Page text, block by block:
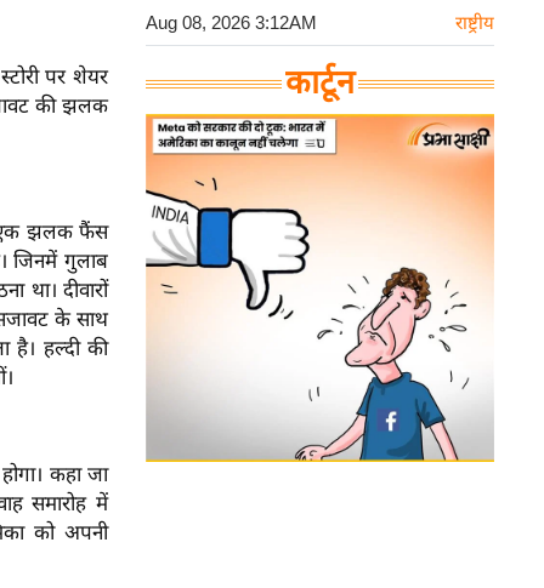
पर शेयर
की झलक
एक झलक फैंस
जिनमें गुलाब
दीवारों
के साथ
है। हल्दी की
कहा जा
समारोह में
को अपनी
Aug 08, 2026 3:12AM राष्ट्रीय
कार्टून